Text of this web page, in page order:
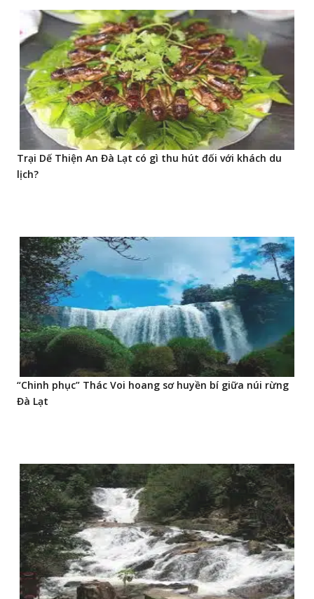
Trại Dế Thiện An Đà Lạt có gì thu hút đối với khách du
lịch?
“Chinh phục” Thác Voi hoang sơ huyền bí giữa núi rừng
Đà Lạt